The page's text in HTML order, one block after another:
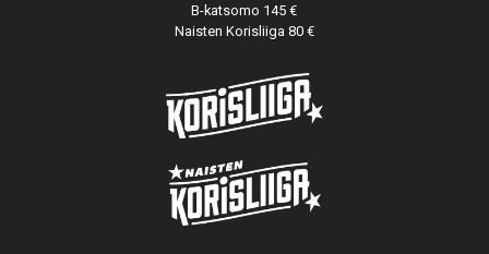
B-katsomo 145 €
Naisten Korisliiga 80 €